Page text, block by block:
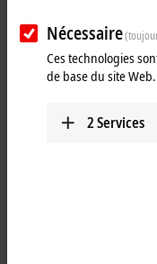
Technology studies show
network concepts.
More about this
Nécessaire
Ces technologies
de base du site Web.
2Services